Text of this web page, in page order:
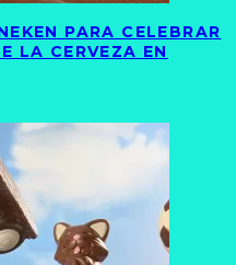
PARA CELEBRAR
LA CERVEZA EN